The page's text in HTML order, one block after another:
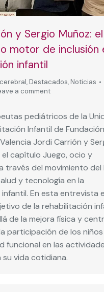
y Sergio Muñoz: el
motor de inclusión
infantil
, Destacados, Noticias
a comment
pediátricos de la
Infantil de Fundación
Jordi Carrión y
capítulo Juego, ocio y
través del movimiento del
y tecnología en la
En esta entrevista
de la rehabilitación
de la mejora física y
participación de los niños
funcional en las
vida cotidiana.